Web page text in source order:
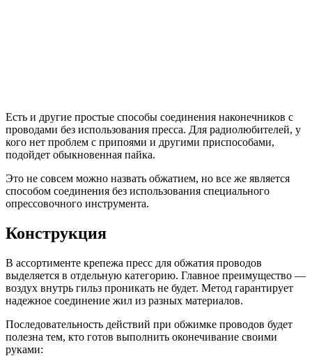
Есть и другие простые способы соединения наконечников с
проводами без использования пресса. Для радиолюбителей, у
кого нет проблем с припоями и другими приспособами,
подойдет обыкновенная пайка.
Это не совсем можно назвать обжатием, но все же является
способом соединения без использования специального
опрессовочного инструмента.
Конструкция
В ассортименте крепежа пресс для обжатия проводов
выделяется в отдельную категорию. Главное преимущество —
воздух внутрь гильз проникать не будет. Метод гарантирует
надежное соединение жил из разных материалов.
Последовательность действий при обжимке проводов будет
полезна тем, кто готов выполнить оконечивание своими
руками: